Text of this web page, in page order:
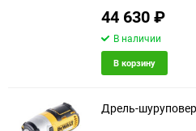
44 630₽
В наличии
В корзину
Дрель-